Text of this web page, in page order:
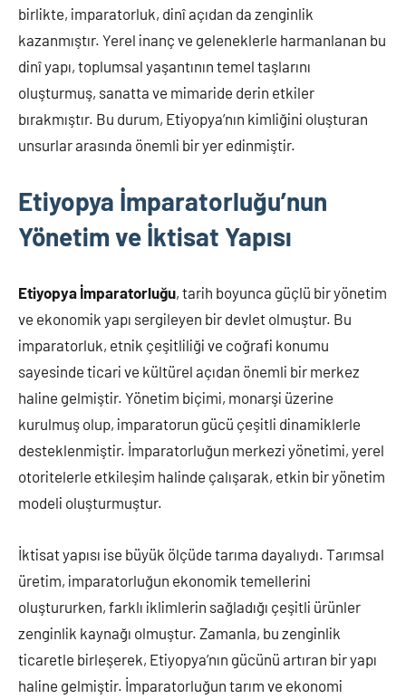
birlikte, imparatorluk, dinî açıdan da zenginlik
kazanmıştır. Yerel inanç ve geleneklerle harmanlanan bu
dinî yapı, toplumsal yaşantının temel taşlarını
oluşturmuş, sanatta ve mimaride derin etkiler
bırakmıştır. Bu durum, Etiyopya’nın kimliğini oluşturan
unsurlar arasında önemli bir yer edinmiştir.
Etiyopya İmparatorluğu’nun
Yönetim ve İktisat Yapısı
Etiyopya İmparatorluğu, tarih boyunca güçlü bir yönetim
ve ekonomik yapı sergileyen bir devlet olmuştur. Bu
imparatorluk, etnik çeşitliliği ve coğrafi konumu
sayesinde ticari ve kültürel açıdan önemli bir merkez
haline gelmiştir. Yönetim biçimi, monarşi üzerine
kurulmuş olup, imparatorun gücü çeşitli dinamiklerle
desteklenmiştir. İmparatorluğun merkezi yönetimi, yerel
otoritelerle etkileşim halinde çalışarak, etkin bir yönetim
modeli oluşturmuştur.
İktisat yapısı ise büyük ölçüde tarıma dayalıydı. Tarımsal
üretim, imparatorluğun ekonomik temellerini
oluştururken, farklı iklimlerin sağladığı çeşitli ürünler
zenginlik kaynağı olmuştur. Zamanla, bu zenginlik
ticaretle birleşerek, Etiyopya’nın gücünü artıran bir yapı
haline gelmiştir. İmparatorluğun tarım ve ekonomi